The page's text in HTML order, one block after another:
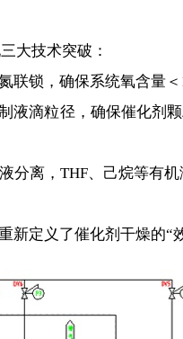
大技术突破：
，确保系统氧含量＜
粒径，确保催化剂颗
THF、己烷等有机
定义了催化剂干燥的“效